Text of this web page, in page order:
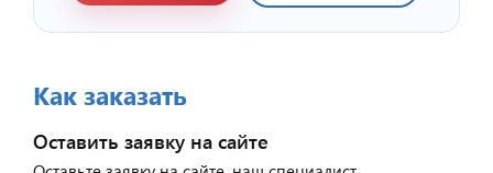
Как заказать
Оставить заявку на сайте